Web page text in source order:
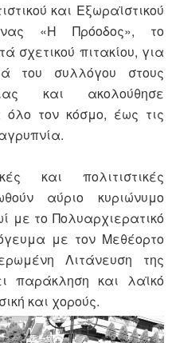
και Εξωραϊστικού
«Η Πρόοδος», το
σχετικού πιτακίου, για
του συλλόγου στους
και ακολούθησε
όλο τον κόσμο, έως τις
και πολιτιστικές
αύριο κυριώνυμο
με το Πολυαρχιερατικό
με τον Μεθέορτο
Λιτάνευση της
παράκληση και λαϊκό
και χορούς.